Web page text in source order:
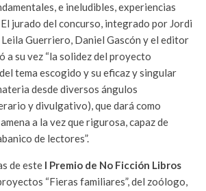
e ineludibles, experiencias
El jurado del concurso, integrado por Jordi
Guerriero, Daniel Gascón y el editor
a su vez “la solidez del proyecto
tema escogido y su eficaz y singular
desde diversos ángulos
y divulgativo), que dará como
a la vez que rigurosa, capaz de
de lectores”.
de este I Premio de No Ficción Libros
“Fieras familiares”, del zoólogo,